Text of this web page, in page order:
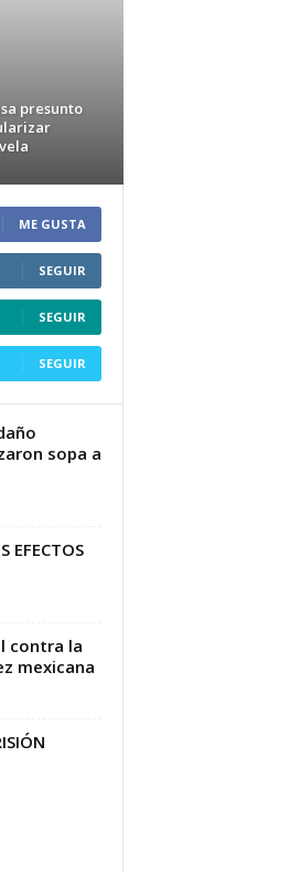
presunto
ME GUSTA
SEGUIR
SEGUIR
SEGUIR
sopa a
EFECTOS
contra la
mexicana